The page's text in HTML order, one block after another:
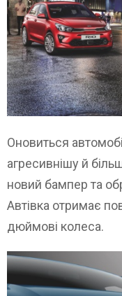
Оновиться
агресивнішу й
новий бампер та
Автівка отримає
дюймові колеса.